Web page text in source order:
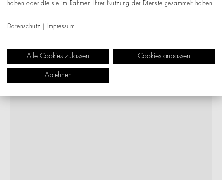
haben oder die sie im Rahmen Ihrer Nutzung der Dienste gesammelt haben.
Datenschutz Impressum
Alle Cookies zulassen Cookies anpassen
Ablehnen